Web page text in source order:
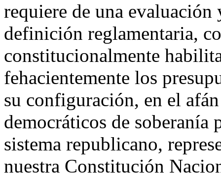
requiere de una
definición reglamentaria,
constitucionalmente
fehacientemente los
su configuración, en el
democráticos de soberanía
sistema republicano,
nuestra Constitución